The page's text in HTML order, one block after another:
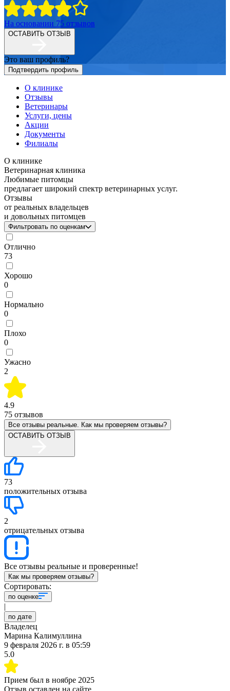
На основании 75 отзывов
ОСТАВИТЬ ОТЗЫВ
Это ваш профиль?
Подтвердить профиль
О клинике
Отзывы
Ветеринары
Услуги, цены
Акции
Документы
Филиалы
О клинике
Ветеринарная клиника
Любимые питомцы
предлагает широкий спектр ветеринарных услуг.
Отзывы
от реальных владельцев
и довольных питомцев
Фильтровать по оценкам
Отлично
73
Хорошо
0
Нормально
0
Плохо
0
Ужасно
2
4.9
75 отзывов
Все отзывы реальные. Как мы проверяем отзывы?
ОСТАВИТЬ ОТЗЫВ
73
положительных отзыва
2
отрицательных отзыва
Все отзывы реальные и проверенные!
Как мы проверяем отзывы?
Сортировать:
по оценке
|
по дате
Владелец
Марина Калимуллина
9 февраля 2026 г. в 05:59
5.0
Прием был в ноябре 2025
Отзыв оставлен на сайте